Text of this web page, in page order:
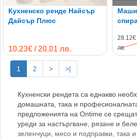
Кухненско ренде Найсър
Дайсър Плюс
10.23€ / 20.01 лв.
лв.
1 2 > >|
Кухненски рендета са еднакво
домашната, така и
предложенията на Ontime се срещат
уреди за настъргване, рязане и
зеленчуци, месо и подправки, така